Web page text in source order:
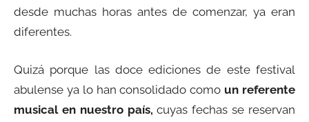
desde muchas horas antes de comenzar, ya eran
diferentes.
Quizá porque las doce ediciones de este festival
abulense ya lo han consolidado como un referente
musical en nuestro país, cuyas fechas se reservan